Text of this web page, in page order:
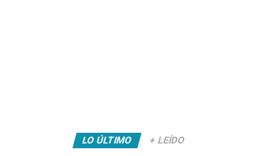
LO ÚLTIMO + LEÍDO